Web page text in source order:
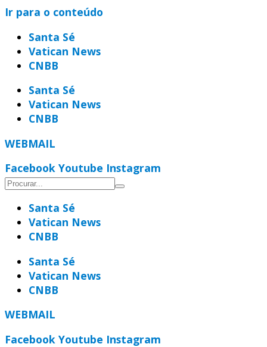
Ir para o conteúdo
Santa Sé
Vatican News
CNBB
Santa Sé
Vatican News
CNBB
WEBMAIL
Facebook Youtube Instagram
Santa Sé
Vatican News
CNBB
Santa Sé
Vatican News
CNBB
WEBMAIL
Facebook Youtube Instagram